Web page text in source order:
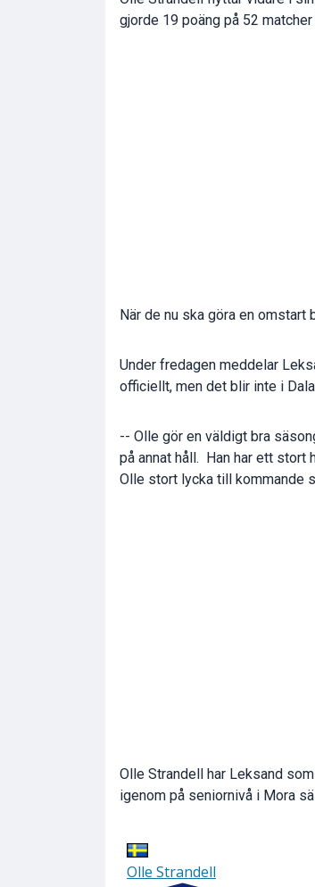
gjorde 19 poäng på 52
När de nu ska göra en omstart
Under fredagen meddelar
officiellt, men det blir inte i
-- Olle gör en väldigt bra
på annat håll. Han har ett stort
Olle stort lycka till kommande
Olle Strandell har Leksand
igenom på seniornivå i Mora